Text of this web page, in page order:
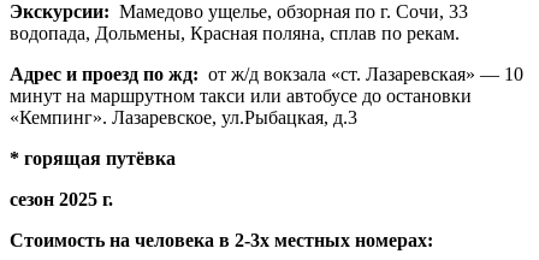
Экскурсии: Мамедово ущелье, обзорная по г. Сочи, 33
водопада, Дольмены, Красная поляна, сплав по рекам.
Адрес и проезд по жд: от ж/д вокзала «ст. Лазаревская» — 10
минут на маршрутном такси или автобусе до остановки
«Кемпинг». Лазаревское, ул.Рыбацкая, д.3
* горящая путёвка
сезон 2025 г.
Стоимость на человека в 2-3х местных номерах: